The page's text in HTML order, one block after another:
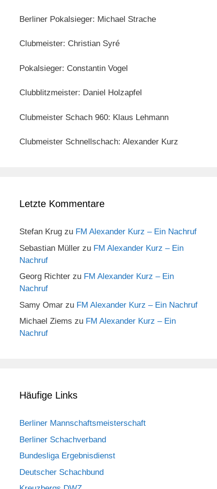
Berliner Pokalsieger: Michael Strache
Clubmeister: Christian Syré
Pokalsieger: Constantin Vogel
Clubblitzmeister: Daniel Holzapfel
Clubmeister Schach 960: Klaus Lehmann
Clubmeister Schnellschach: Alexander Kurz
Letzte Kommentare
Stefan Krug zu FM Alexander Kurz – Ein Nachruf
Sebastian Müller zu FM Alexander Kurz – Ein
Nachruf
Georg Richter zu FM Alexander Kurz – Ein
Nachruf
Samy Omar zu FM Alexander Kurz – Ein Nachruf
Michael Ziems zu FM Alexander Kurz – Ein
Nachruf
Häufige Links
Berliner Mannschaftsmeisterschaft
Berliner Schachverband
Bundesliga Ergebnisdienst
Deutscher Schachbund